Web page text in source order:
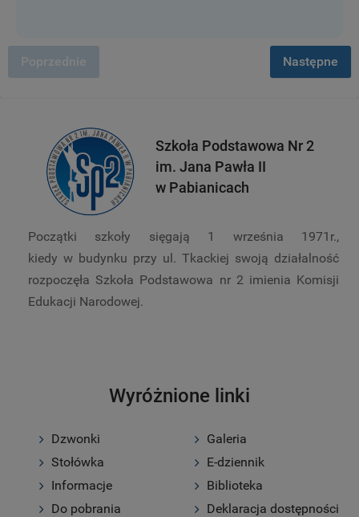
Poprzednie Następne
Szkoła Podstawowa Nr 2
im. Jana Pawła II
w Pabianicach
Początki szkoły sięgają 1 września 1971r.,
kiedy w budynku przy ul. Tkackiej swoją działalność
rozpoczęła Szkoła Podstawowa nr 2 imienia Komisji
Edukacji Narodowej.
Wyróżnione linki
Dzwonki
Stołówka
Informacje
Do pobrania
Galeria
E-dziennik
Biblioteka
Deklaracja dostępności